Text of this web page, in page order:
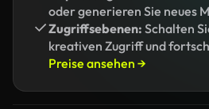
oder generieren Sie neues
Zugriffsebenen: Schalten
kreativen Zugriff und
Preise ansehen →